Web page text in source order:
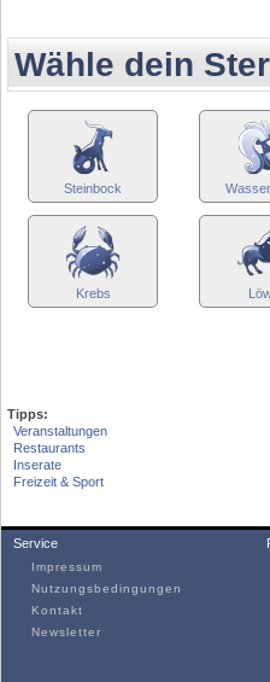
Wähle dein
Steinbock
Krebs
Tipps:
Veranstaltungen
Restaurants
Inserate
Freizeit & Sport
Service
Impressum
Nutzungsbedingungen
Kontakt
Newsletter